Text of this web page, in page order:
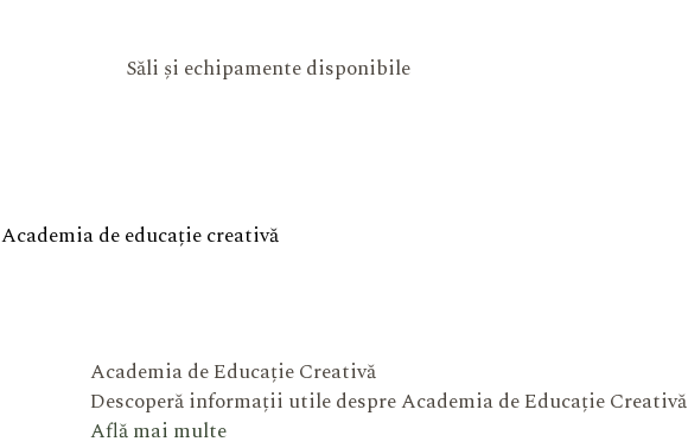
Săli și echipamente disponibile
Academia de educație creativă
Academia de Educație Creativă
Descoperă informații utile despre Academia de Educație Creativă
Află mai multe